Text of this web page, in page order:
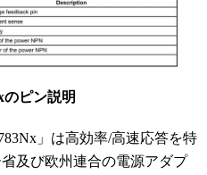
のピン説明
」は高効率/高速応答を特
及び欧州連合の電源アダプ